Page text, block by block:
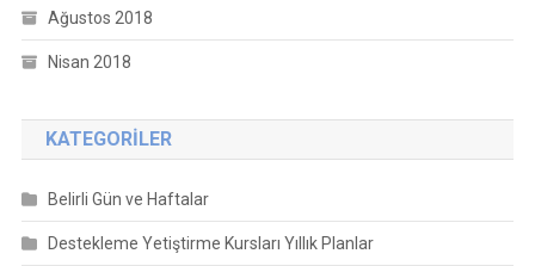
Ağustos 2018
Nisan 2018
KATEGORILER
Belirli Gün ve Haftalar
Destekleme Yetiştirme Kursları Yıllık Planlar